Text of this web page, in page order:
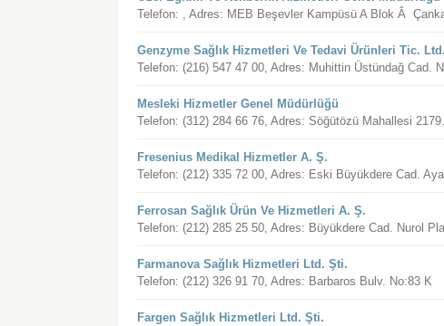
Telefon: , Adres: MEB Beşevler Kampüsü A Blok Â
Genzyme Sağlık Hizmetleri Ve Tedavi Ürünleri Tic.
Telefon: (216) 547 47 00, Adres: Muhittin Üstündağ Cad.
Mesleki Hizmetler Genel Müdürlüğü
Telefon: (312) 284 66 76, Adres: Söğütözü Mahallesi
Fresenius Medikal Hizmetler A. Ş.
Telefon: (212) 335 72 00, Adres: Eski Büyükdere Cad.
Ferrosan Sağlık Ürün Ve Hizmetleri A. Ş.
Telefon: (212) 285 25 50, Adres: Büyükdere Cad. Nurol
Farmanova Sağlık Hizmetleri Ltd. Şti.
Telefon: (212) 326 91 70, Adres: Barbaros Bulv. No:83 K
Fargen Sağlık Hizmetleri Ltd. Şti.